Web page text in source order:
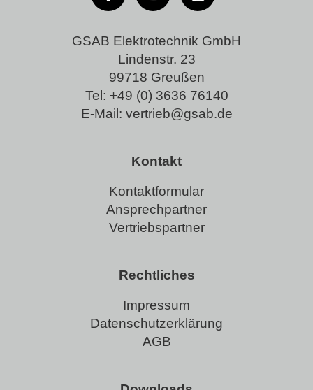
GSAB Elektrotechnik GmbH
Lindenstr. 23
99718 Greußen
Tel: +49 (0) 3636 76140
E-Mail: vertrieb@gsab.de
Kontakt
Kontaktformular
Ansprechpartner
Vertriebspartner
Rechtliches
Impressum
Datenschutzerklärung
AGB